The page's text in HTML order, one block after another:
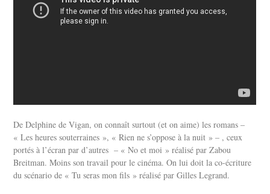
De Delphine de Vigan, on connaît surtout (et on aime) les romans –
« Les heures souterraines », « Rien ne s’oppose à la nuit » – , ceux
portés à l’écran par d’autres – « No et moi » réalisé par Zabou
Breitman. Moins son travail pour le cinéma. On lui doit la co-écriture
du scénario de « Tu seras mon fils » réalisé par Gilles Legrand.